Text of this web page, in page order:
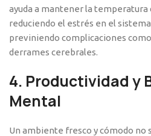
ayuda a mantener la temperatura
reduciendo el estrés en el
previniendo complicaciones
derrames cerebrales.
4. Productividad y
Mental
Un ambiente fresco y cómodo no